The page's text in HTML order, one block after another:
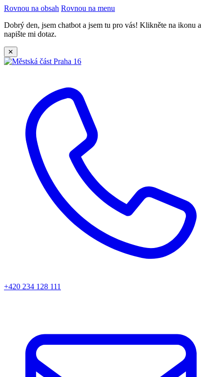
Rovnou na obsah Rovnou na menu
Dobrý den, jsem chatbot a jsem tu pro vás! Klikněte na ikonu a
napište mi dotaz.
✕
+420 234 128 111